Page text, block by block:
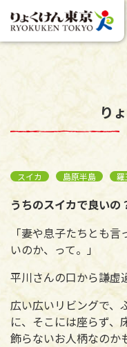
り
スイカ 島原半島 羅
うちのスイカで良いの
「妻や息子たちとも
いのか、って。」
平川さんの口から謙虚
広い広いリビングで、
に、そこには座らず、
飾らないお人柄なのか